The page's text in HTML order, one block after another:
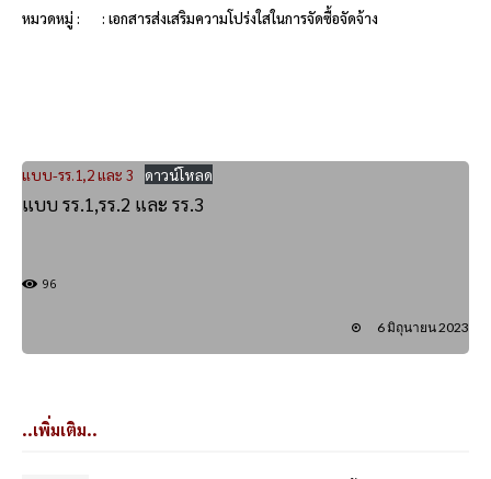
หมวดหมู่ : : เอกสารส่งเสริมความโปร่งใสในการจัดซื้อจัดจ้าง
แบบ-รร.1,2 และ 3 ดาวน์โหลด
แบบ รร.1,รร.2 และ รร.3
96
6 มิถุนายน 2023
..เพิ่มเติม..